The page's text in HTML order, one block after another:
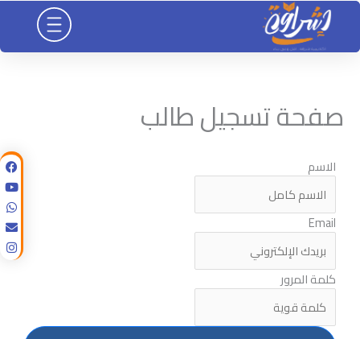
تخطي
المحتوى
صفحة تسجيل طالب
الاسم
Email
كلمة المرور